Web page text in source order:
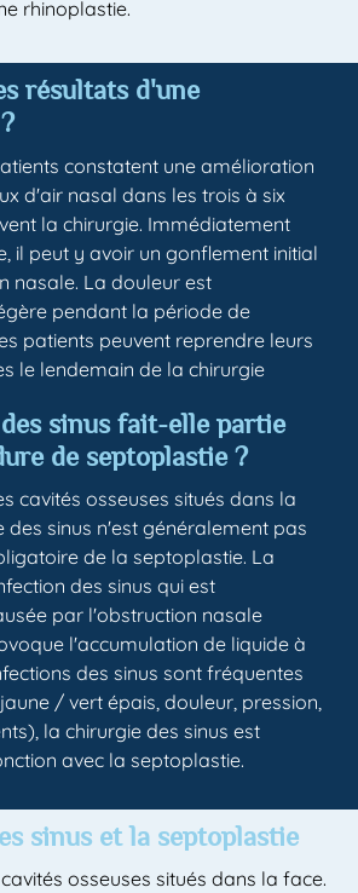
rhinoplastie.
résultats d'une
constatent une amélioration
d'air nasal dans les trois à six
la chirurgie. Immédiatement
il peut y avoir un gonflement initial
nasale. La douleur est
pendant la période de
patients peuvent reprendre leurs
le lendemain de la chirurgie
sinus fait-elle partie
de septoplastie ?
cavités osseuses situés dans la
des sinus n'est généralement pas
de la septoplastie. La
des sinus qui est
par l'obstruction nasale
l'accumulation de liquide à
des sinus sont fréquentes
/ vert épais, douleur, pression,
la chirurgie des sinus est
avec la septoplastie.
sinus et la septoplastie
osseuses situés dans la face.